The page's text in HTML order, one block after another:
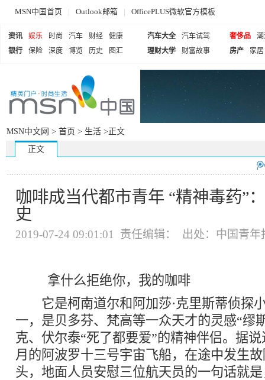
MSN中国首页 | Outlook邮箱 | OfficePLUS微软官方模板
资讯 娱乐 时尚 汽车 财经
健康
银行
保险 深度 博览 历史 图汇
汽车大全
汽车试驾
理财大学
财富故事
奢侈品
房产
家居
MSN中文网 > 首页 > 生活 >正文
正文
咖啡成当代都市青年 “精神毒药”
史
2019-07-24 09:01:01 责任编辑： 出处：中国青
拿什么拒绝你，我的咖啡
它是柯南道尔和阿加莎·克里斯蒂侦探
一，是贝多芬、梵高等一众天才的灵感“缪
克、伏尔泰“死了都要爱”的精神伴侣。据
月的阿波罗十三号宇宙飞船，在途中发生
头，地面人员安慰三位航天员的一句话就